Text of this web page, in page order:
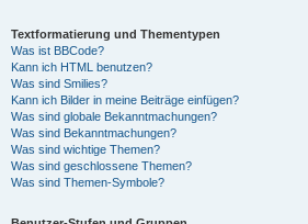
Textformatierung und Thementypen
Was ist BBCode?
Kann ich HTML benutzen?
Was sind Smilies?
Kann ich Bilder in meine Beiträge einfügen?
Was sind globale Bekanntmachungen?
Was sind Bekanntmachungen?
Was sind wichtige Themen?
Was sind geschlossene Themen?
Was sind Themen-Symbole?